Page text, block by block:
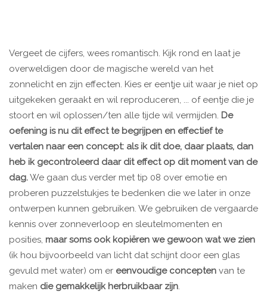
Vergeet de cijfers, wees romantisch. Kijk rond en laat je
overweldigen door de magische wereld van het
zonnelicht en zijn effecten. Kies er eentje uit waar je niet op
uitgekeken geraakt en wil reproduceren, ... of eentje die je
stoort en wil oplossen/ten alle tijde wil vermijden. De
oefening is nu dit effect te begrijpen en effectief te
vertalen naar een concept: als ik dit doe, daar plaats, dan
heb ik gecontroleerd daar dit effect op dit moment van de
dag.We gaan dus verder met tip 08 over emotie en
proberen puzzelstukjes te bedenken die we later in onze
ontwerpen kunnen gebruiken. We gebruiken de vergaarde
kennis over zonneverloop en sleutelmomenten en
posities, maar soms ook kopiëren we gewoon wat we zien
(ik hou bijvoorbeeld van licht dat schijnt door een glas
gevuld met water) om er eenvoudige concepten van te
maken die gemakkelijk herbruikbaar zijn.